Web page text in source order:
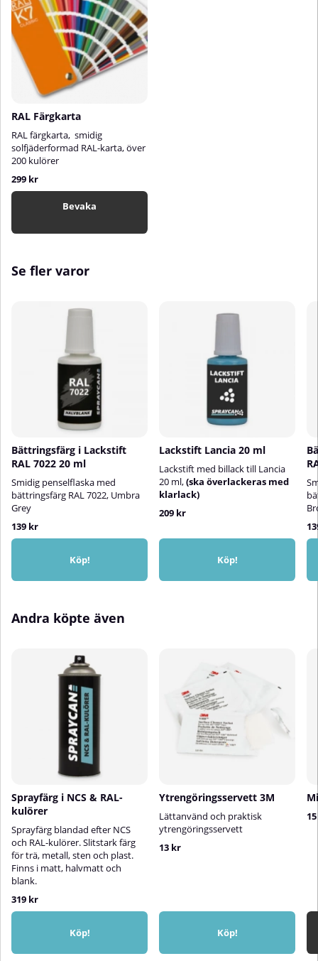
RAL Färgkarta
RAL färgkarta, smidig
solfjäderformad RAL-karta, över
200 kulörer
299 kr
Bevaka
Se fler varor
Bättringsfärg i Lackstift
RAL 7022 20 ml
Smidig penselflaska med
bättringsfärg RAL 7022, Umbra
Grey
139 kr
Köp!
Lackstift Lancia 20 ml
Lackstift med billack till Lancia
20 ml,(ska överlackeras med
klarlack)
209 kr
Köp!
Andra köpte även
Sprayfärg i NCS & RAL-
kulörer
Sprayfärg blandad efter NCS
och RAL-kulörer. Slitstark färg
för trä, metall, sten och plast.
Finns i matt, halvmatt och
blank.
319 kr
Köp!
Ytrengöringsservett 3M
Lättanvänd och praktisk
ytrengöringsservett
13 kr
Köp!